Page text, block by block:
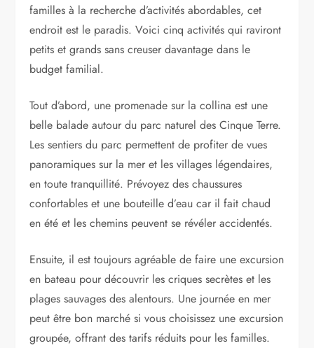
familles à la recherche d’activités abordables, cet
endroit est le paradis. Voici cinq activités qui raviront
petits et grands sans creuser davantage dans le
budget familial.
Tout d’abord, une promenade sur la collina est une
belle balade autour du parc naturel des Cinque Terre.
Les sentiers du parc permettent de profiter de vues
panoramiques sur la mer et les villages légendaires,
en toute tranquillité. Prévoyez des chaussures
confortables et une bouteille d’eau car il fait chaud
en été et les chemins peuvent se révéler accidentés.
Ensuite, il est toujours agréable de faire une excursion
en bateau pour découvrir les criques secrètes et les
plages sauvages des alentours. Une journée en mer
peut être bon marché si vous choisissez une excursion
groupée, offrant des tarifs réduits pour les familles.